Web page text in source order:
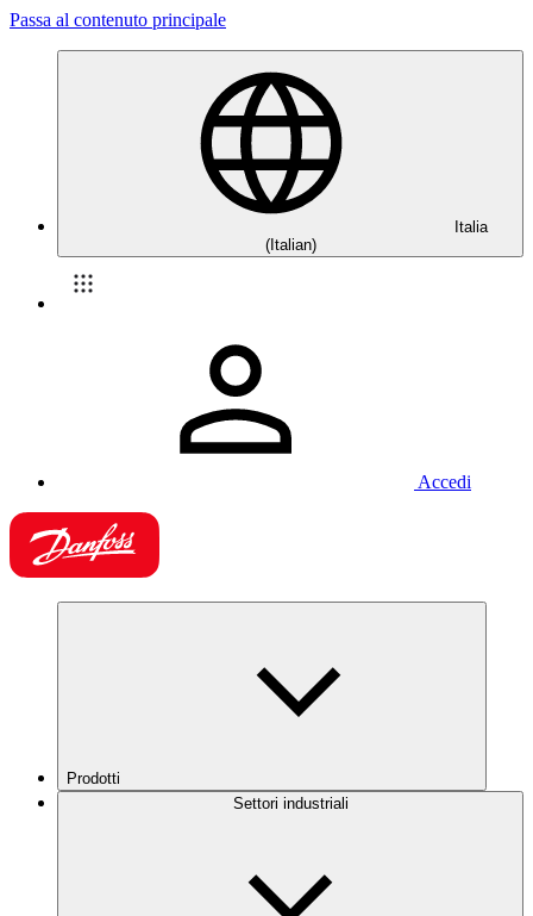
Passa al contenuto principale
Italia
(Italian)
Accedi
Prodotti
Settori industriali